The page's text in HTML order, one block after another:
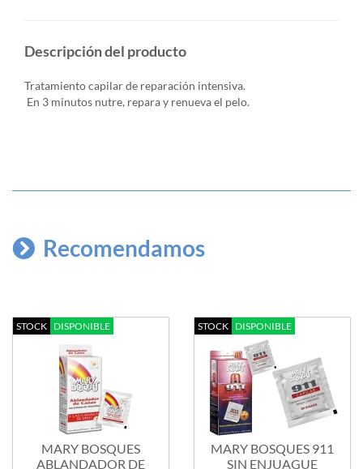
Descripción del producto
Tratamiento capilar de reparación intensiva.
En 3 minutos nutre, repara y renueva el pelo.
Recomendamos
STOCK DISPONIBLE
MARY BOSQUES
ABLANDADOR DE
STOCK DISPONIBLE
MARY BOSQUES 911
SIN ENJUAGUE